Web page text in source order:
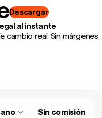
Descargar
al instante
cambio real. Sin márgenes,
Sin comisión